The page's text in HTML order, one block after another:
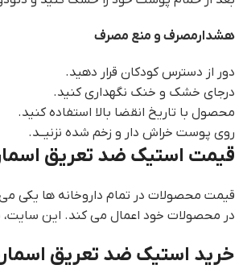
هشدارمصرف و منع مصرف
دور از دسترس کودکان قرار دهید.
درجای خشک و خنک نگهداری کنید.
محصول با تاریخ انقضا بالا استفاده کنید.
روی پوست خراش دار و زخم شده نزنیــد.
قیمت استیک ضد تعریق
قیمت محصولات در تمام داروخانه ها یکی
در محصولات خود اعمال می کند. این
خرید استیک ضد تعریق